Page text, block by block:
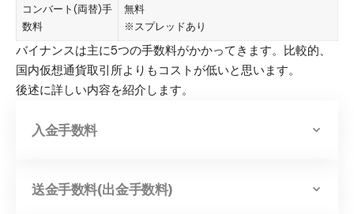
コンバート(両替)手
数料
無料
※スプレッドあり
バイナンスは主に5つの手数料がかかってきます。比較的、
国内仮想通貨取引所よりもコストが低いと思います。
後述に詳しい内容を紹介します。
入金手数料
送金手数料(出金手数料)